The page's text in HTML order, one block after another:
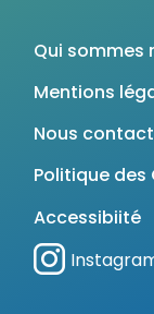
Qui sommes
Mentions
Nous
Politique des
Accessibiité